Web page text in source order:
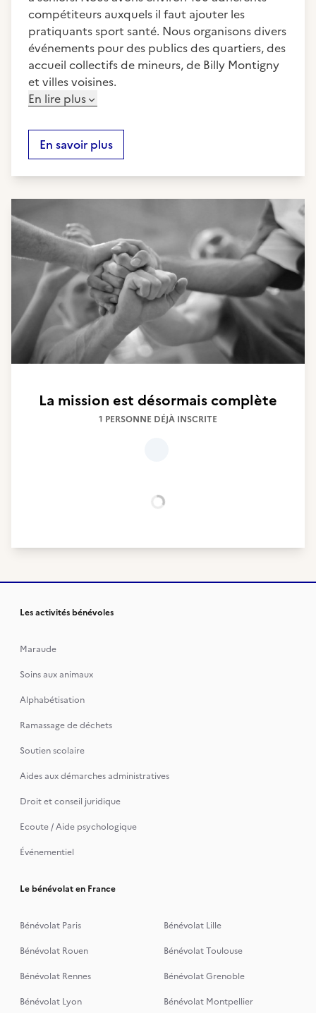
compétiteurs auxquels il faut ajouter les
pratiquants sport santé. Nous organisons divers
événements pour des publics des quartiers, des
accueil collectifs de mineurs, de Billy Montigny
et villes voisines.
En lire plus
En savoir plus
La mission est désormais complète
1 PERSONNE DÉJÀ INSCRITE
Chargement...
Les activités bénévoles
Maraude
Soins aux animaux
Alphabétisation
Ramassage de déchets
Soutien scolaire
Aides aux démarches administratives
Droit et conseil juridique
Ecoute / Aide psychologique
Événementiel
Le bénévolat en France
Bénévolat Paris
Bénévolat Lille
Bénévolat Rouen
Bénévolat Toulouse
Bénévolat Rennes
Bénévolat Grenoble
Bénévolat Lyon
Bénévolat Montpellier